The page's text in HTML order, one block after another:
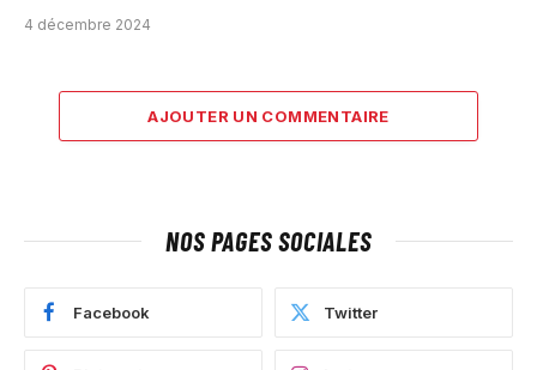
4 décembre 2024
AJOUTER UN COMMENTAIRE
NOS PAGES SOCIALES
Facebook Twitter